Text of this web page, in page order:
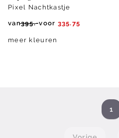
Pixel Nachtkastje
van395.-voor 335.75
meer kleuren
1